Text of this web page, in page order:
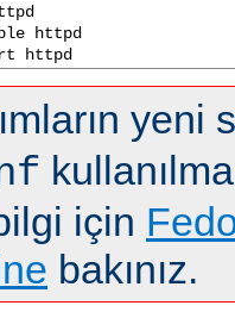
httpd
httpd
için
bakınız.